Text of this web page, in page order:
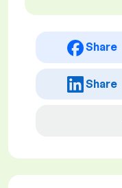
Share
Share